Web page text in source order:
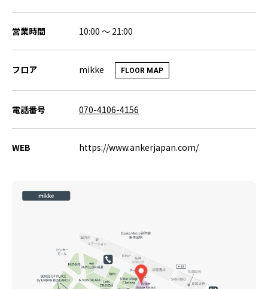
営業時間 10:00 ～ 21:00
フロア mikke FLOOR MAP
電話番号 070-4106-4156
WEB https://www.ankerjapan.com/